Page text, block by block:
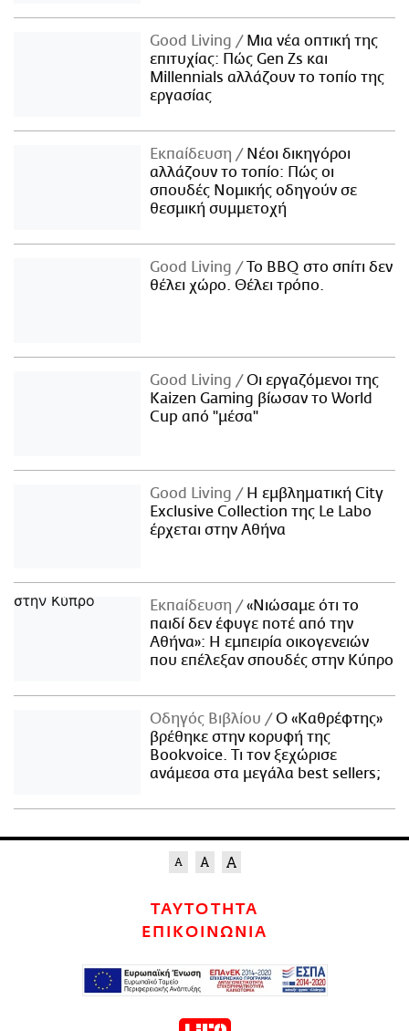
Good Living
Μια νέα οπτική της
επιτυχίας: Πώς Gen Zs και
Millennials αλλάζουν το τοπίο της
εργασίας
Εκπαίδευση
Νέοι δικηγόροι
αλλάζουν το τοπίο: Πώς οι
σπουδές Νομικής οδηγούν σε
θεσμική συμμετοχή
Good Living
Το BBQ στο σπίτι δεν
θέλει χώρο. Θέλει τρόπο.
Good Living
Οι εργαζόμενοι της
Kaizen Gaming βίωσαν το World
Cup από "μέσα"
Good Living
Η εμβληματική City
Exclusive Collection της Le Labo
έρχεται στην Αθήνα
Εκπαίδευση
«Νιώσαμε ότι το
παιδί δεν έφυγε ποτέ από την
Αθήνα»: Η εμπειρία οικογενειών
που επέλεξαν σπουδές στην Κύπρο
Οδηγός Βιβλίου
Ο «Καθρέφτης»
βρέθηκε στην κορυφή της
Bookvoice. Τι τον ξεχώρισε
ανάμεσα στα μεγάλα best sellers;
ΤΑΥΤΟΤΗΤΑ
ΕΠΙΚΟΙΝΩΝΙΑ